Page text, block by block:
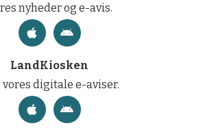
nyheder og e-avis.
LandKiosken
vores digitale e-aviser.